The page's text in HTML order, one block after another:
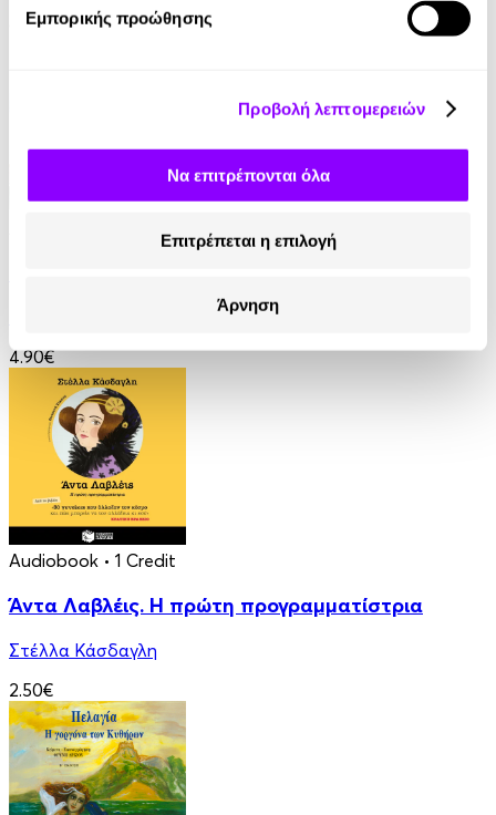
Εμπορικής προώθησης
Προβολή λεπτομερειών
Να επιτρέπονται όλα
Επιτρέπεται η επιλογή
Άρνηση
6.99€
4.90€
Audiobook • 1 Credit
Άντα Λαβλέις. Η πρώτη προγραμματίστρια
Στέλλα Κάσδαγλη
2.50€